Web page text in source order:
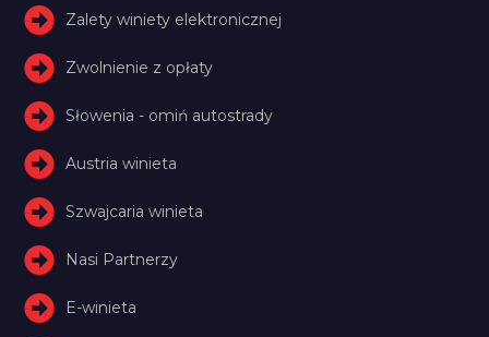
Zalety winiety elektronicznej
Zwolnienie z opłaty
Słowenia - omiń autostrady
Austria winieta
Szwajcaria winieta
Nasi Partnerzy
E-winieta